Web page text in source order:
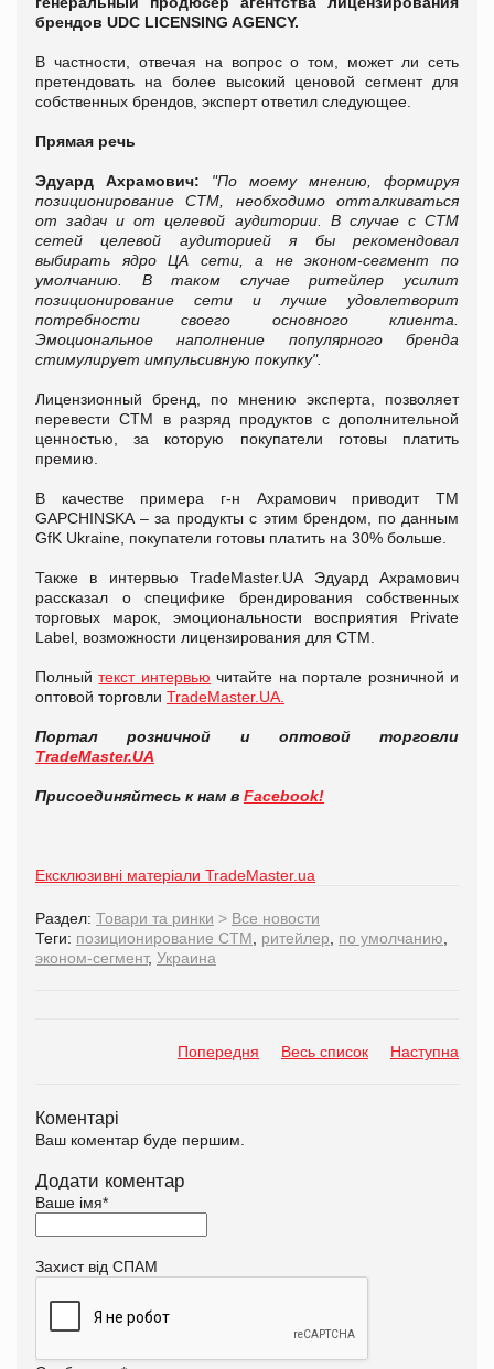
брендов UDC LICENSING AGENCY.
В частности, отвечая на вопрос о том, может ли сеть
претендовать на более высокий ценовой сегмент для
собственных брендов, эксперт ответил следующее.
Прямая речь
Эдуард Ахрамович:
"По моему мнению, формируя
позиционирование СТМ, необходимо отталкиваться
от задач и от целевой аудитории. В случае с СТМ
сетей целевой аудиторией я бы рекомендовал
выбирать ядро ЦА сети, а не эконом-сегмент по
умолчанию. В таком случае ритейлер усилит
позиционирование сети и лучше удовлетворит
потребности своего основного клиента.
Эмоциональное наполнение популярного бренда
стимулирует импульсивную покупку".
Лицензионный бренд, по мнению эксперта, позволяет
перевести СТМ в разряд продуктов с дополнительной
ценностью, за которую покупатели готовы платить
премию.
В качестве примера г-н Ахрамович приводит ТМ
GAPCHINSKA – за продукты с этим брендом, по данным
GfK Ukraine, покупатели готовы платить на 30% больше.
Также в интервью TradeMaster.UA Эдуард Ахрамович
рассказал о специфике брендирования собственных
торговых марок, эмоциональности восприятия Private
Label, возможности лицензирования для СТМ.
Полныйтекст интервью читайте на портале розничной и
оптовой торговли TradeMaster.UA.
Портал розничной и оптовой торговли
TradeMaster.UA
Присоединяйтесь к нам в Facebook!
Ексклюзивні матеріали TradeMaster.ua
Раздел: Товари та ринки > Все новости
Теги: позиционирование СТМ ритейлер по умолчанию
эконом-сегмент, Украина
Попередня Весь список Наступна
Коментарі
Ваш коментар буде першим.
Додати коментар
Ваше імя*
Захист від СПАМ